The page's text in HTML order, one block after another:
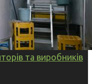
та виробників